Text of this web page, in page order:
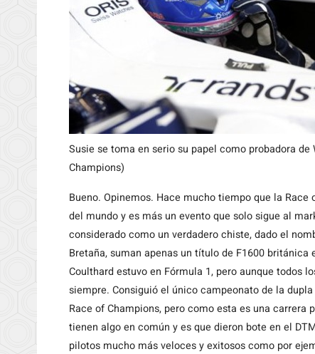
Susie se toma en serio su papel como probadora
Champions)
Bueno. Opinemos. Hace mucho tiempo que la
del mundo y es más un evento que solo sigue al
considerado como un verdadero chiste, dado el
Bretaña, suman apenas un título de F1600 británica
Coulthard estuvo en Fórmula 1, pero aunque todos
siempre. Consiguió el único campeonato de la
Race of Champions, pero como esta es una
tienen algo en común y es que dieron bote en el
pilotos mucho más veloces y exitosos como por